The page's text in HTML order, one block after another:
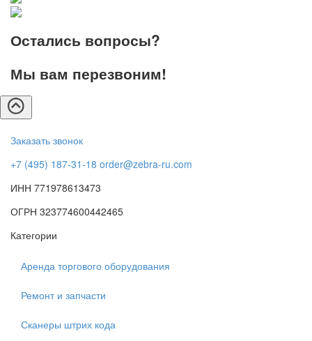
Остались вопросы?
Мы вам перезвоним!
Заказать звонок
+7 (495) 187-31-18 order@zebra-ru.com
ИНН 771978613473
ОГРН 323774600442465
Категории
Аренда торгового оборудования
Ремонт и запчасти
Сканеры штрих кода